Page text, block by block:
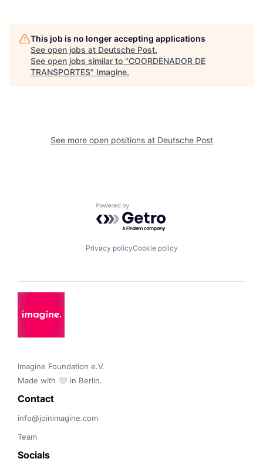
This job is no longer accepting applications
See open jobs at Deutsche Post.
See open jobs similar to "COORDENADOR DE
TRANSPORTES" Imagine.
See more open positions at Deutsche Post
Powered by Getro.com
Privacy policyCookie policy
Imagine Foundation e.V.
Made with 🤍 in Berlin.
Contact
info@joinimagine.com
Team
Socials